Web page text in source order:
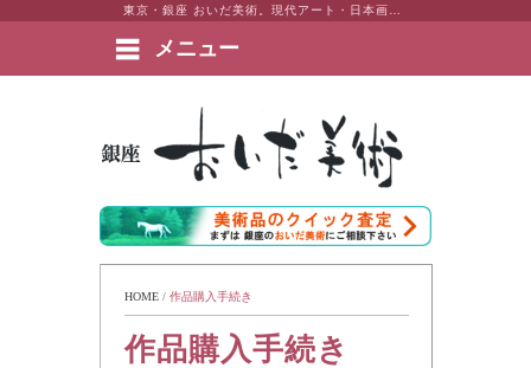
メニュー
絵画など美術品の販売と買取 | 東京・銀座 おいだ美術
HOME / 作品購入手続き
作品購入手続き